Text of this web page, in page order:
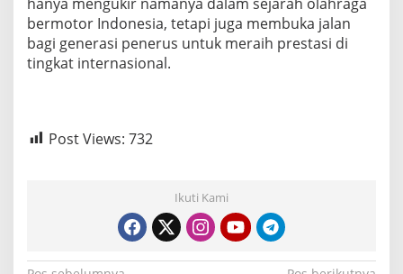
bermotor Indonesia, tetapi juga membuka jalan
bagi generasi penerus untuk meraih prestasi di
tingkat internasional.
Post Views: 732
Ikuti Kami